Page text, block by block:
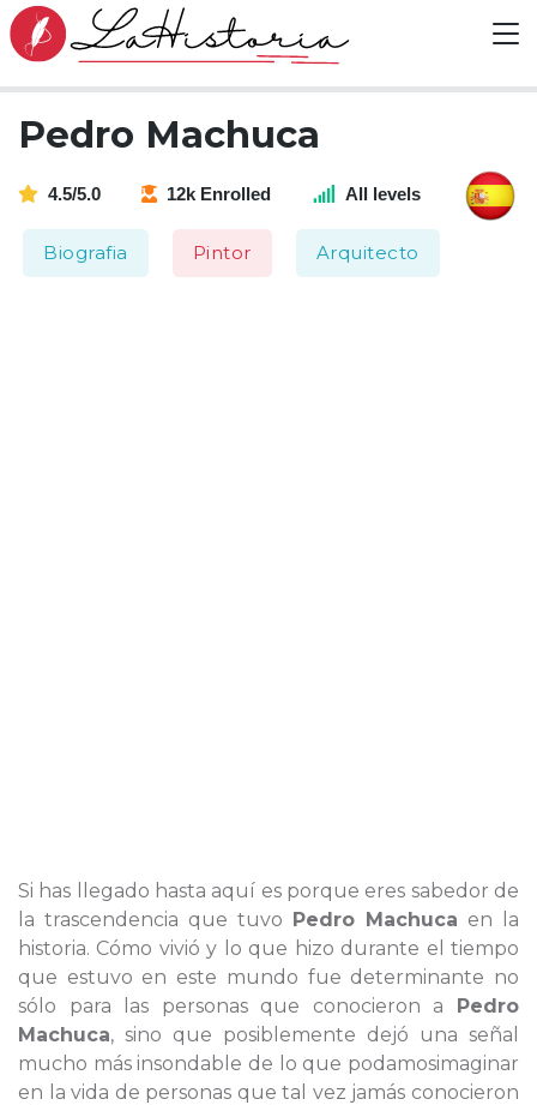
Pedro Machuca
4.5/5.0 12k Enrolled All levels
Biografia Pintor Arquitecto
Si has llegado hasta aquí es porque eres sabedor de
la trascendencia que tuvo Pedro Machuca en la
historia. Cómo vivió y lo que hizo durante el tiempo
que estuvo en este mundo fue determinante no
sólo para las personas que conocieron a Pedro
Machuca, sino que posiblemente dejó una señal
mucho más insondable de lo que podamosimaginar
en la vida de personas que tal vez jamás conocieron